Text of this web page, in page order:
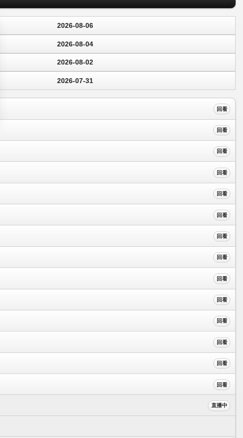
2026-08-06
2026-08-04
2026-08-02
2026-07-31
回看
回看
回看
回看
回看
回看
回看
回看
回看
回看
回看
回看
回看
回看
直播中